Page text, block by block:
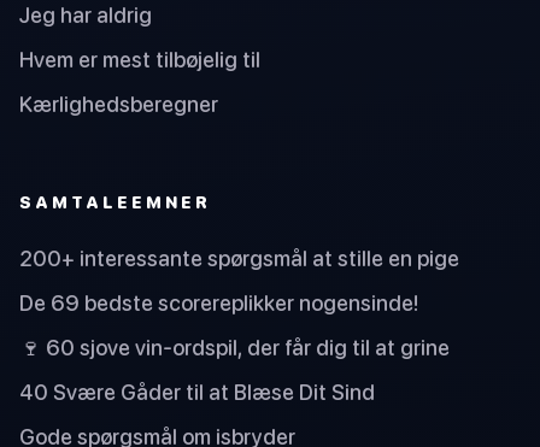
Jeg har aldrig
Hvem er mest tilbøjelig til
Kærlighedsberegner
SAMTALEEMNER
200+ interessante spørgsmål at stille en pige
De 69 bedste scorereplikker nogensinde!
🍷 60 sjove vin-ordspil, der får dig til at grine
40 Svære Gåder til at Blæse Dit Sind
Gode spørgsmål om isbryder